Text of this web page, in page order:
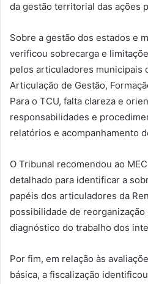
da gestão territorial das ações
Sobre a gestão dos estados e
verificou sobrecarga e
pelos articuladores municipais
Articulação de Gestão,
Para o TCU, falta clareza e
responsabilidades e
relatórios e acompanhamento
O Tribunal recomendou ao
detalhado para identificar a
papéis dos articuladores da
possibilidade de
diagnóstico do trabalho dos
Por fim, em relação às
básica, a fiscalização